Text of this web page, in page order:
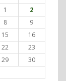
1
2
8
9
15
16
22
23
29
30